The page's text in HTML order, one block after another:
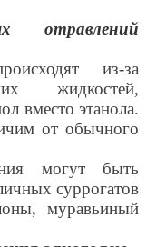
отравлений
из-за
жидкостей,
вместо этанола.
от обычного
могут быть
суррогатов
муравьиный